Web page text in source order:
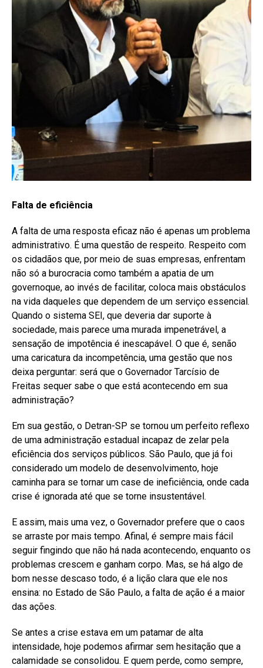
Falta de eficiência
A falta de uma resposta eficaz não é apenas um problema
administrativo. É uma questão de respeito. Respeito com
os cidadãos que, por meio de suas empresas, enfrentam
não só a burocracia como também a apatia de um
governoque, ao invés de facilitar, coloca mais obstáculos
na vida daqueles que dependem de um serviço essencial.
Quando o sistema SEI, que deveria dar suporte à
sociedade, mais parece uma murada impenetrável, a
sensação de impotência é inescapável. O que é, senão
uma caricatura da incompetência, uma gestão que nos
deixa perguntar: será que o Governador Tarcísio de
Freitas sequer sabe o que está acontecendo em sua
administração?
Em sua gestão, o Detran-SP se tornou um perfeito reflexo
de uma administração estadual incapaz de zelar pela
eficiência dos serviços públicos. São Paulo, que já foi
considerado um modelo de desenvolvimento, hoje
caminha para se tornar um case de ineficiência, onde cada
crise é ignorada até que se torne insustentável.
E assim, mais uma vez, o Governador prefere que o caos
se arraste por mais tempo. Afinal, é sempre mais fácil
seguir fingindo que não há nada acontecendo, enquanto os
problemas crescem e ganham corpo. Mas, se há algo de
bom nesse descaso todo, é a lição clara que ele nos
ensina: no Estado de São Paulo, a falta de ação é a maior
das ações.
Se antes a crise estava em um patamar de alta
intensidade, hoje podemos afirmar sem hesitação que a
calamidade se consolidou. E quem perde, como sempre,